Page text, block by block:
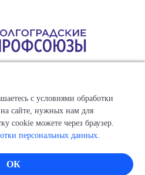
организаций профсоюзов
Совет профессиональных
защищены.
с условиями обработки
сайте, нужных нам для
cookie можете через браузер.
персональных данных.
ОК